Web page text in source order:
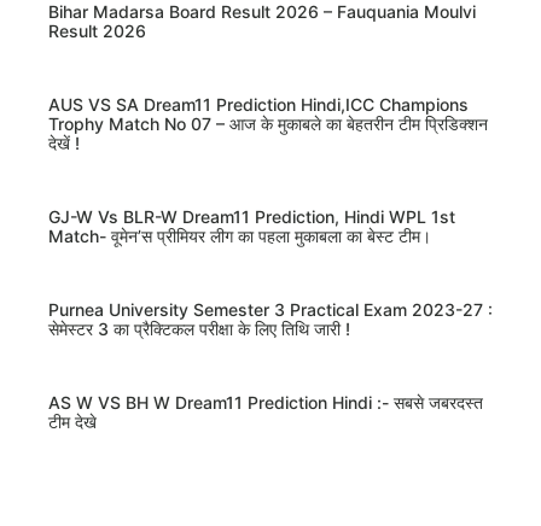
Bihar Madarsa Board Result 2026 – Fauquania Moulvi
Result 2026
AUS VS SA Dream11 Prediction Hindi,ICC Champions
Trophy Match No 07 – आज के मुकाबले का बेहतरीन टीम प्रिडिक्शन
देखें !
GJ-W Vs BLR-W Dream11 Prediction, Hindi WPL 1st
Match- वूमेन’स प्रीमियर लीग का पहला मुकाबला का बेस्ट टीम।
Purnea University Semester 3 Practical Exam 2023-27 :
सेमेस्टर 3 का प्रैक्टिकल परीक्षा के लिए तिथि जारी !
AS W VS BH W Dream11 Prediction Hindi :- सबसे जबरदस्त
टीम देखे